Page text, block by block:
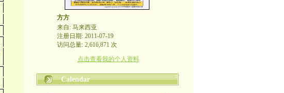
方方
来自: 马来西亚
注册日期: 2011-07-19
访问总量: 2,616,871 次
点击查看我的个人资料
Calendar